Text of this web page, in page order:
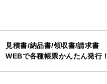
見積書/納品書/領収書/請求書
WEBで各種帳票かんたん発行！